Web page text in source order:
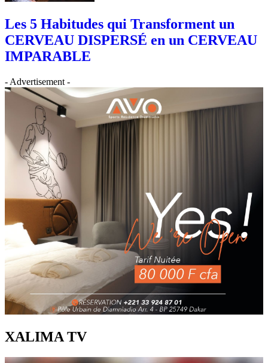
Les 5 Habitudes qui Transforment un
CERVEAU DISPERSÉ en un CERVEAU
IMPARABLE
- Advertisement -
XALIMA TV